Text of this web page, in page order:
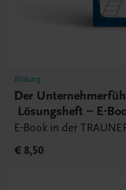
Bildung
Der
Lösungsheft – E-
E-Book in der
€ 8,50